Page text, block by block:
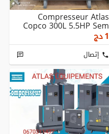
Compresseur Atlas
Copco 300L 5.5HP Sem
1دج
إتصال